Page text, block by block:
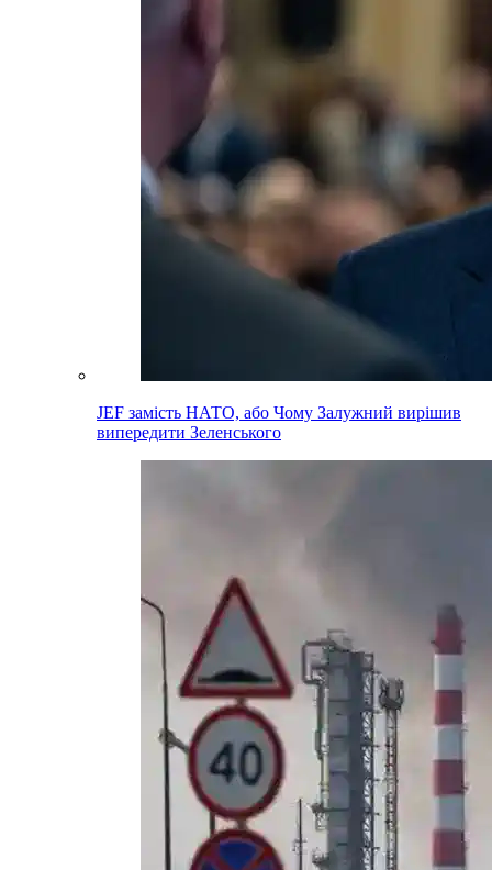
JEF замість НАТО, або Чому Залужний вирішив
випередити Зеленського